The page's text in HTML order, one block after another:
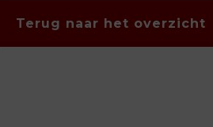
Terug naar het overzicht